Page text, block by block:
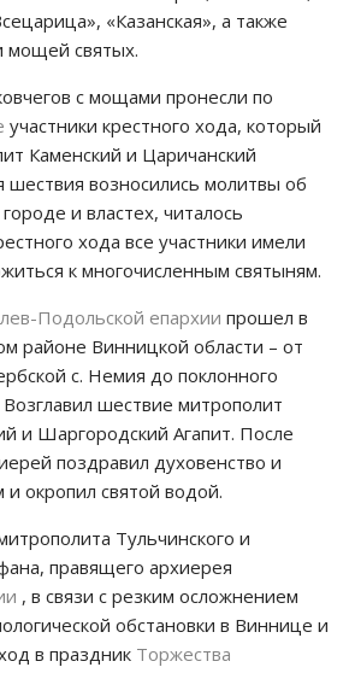
«Казанская», а также
мощей святых.
с мощами пронесли по
участники крестного хода, который
Каменский и Царичанский
возносились молитвы об
и властех, читалось
хода все участники имели
к многочисленным святыням.
Подольской епархии прошел в
районе Винницкой области – от
с. Немия до поклонного
шествие митрополит
и Шаргородский Агапит. После
поздравил духовенство и
окропил святой водой.
Тульчинского и
правящего архиерея
, в связи с резким осложнением
обстановки в Виннице и
в праздник Торжества